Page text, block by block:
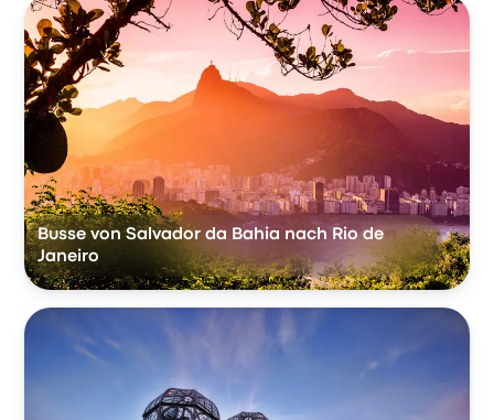
Busse von Salvador da Bahia nach Rio de
Janeiro